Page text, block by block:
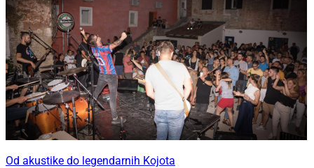
Od akustike do legendarnih Kojota